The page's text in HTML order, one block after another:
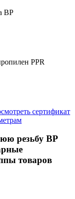
ВР
PPR
сертификат
резьбу ВР
товаров